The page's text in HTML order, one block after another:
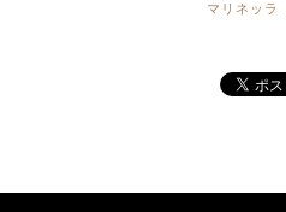
マリネッラ